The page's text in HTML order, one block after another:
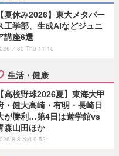
【夏休み2026】東大メタバー
工学部、生成AIなどジュニ
講座6選
Thu 11:15
生活・健康
【高校野球2026夏】東海大甲
・健大高崎・有明・長崎日
が勝利…第4日は遊学館vs
森山田ほか
Sat 9:52